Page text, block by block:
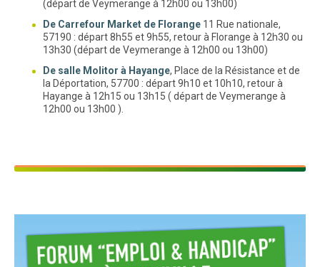
(départ de Veymerange à 12h00 ou 13h00)
De Carrefour Market de Florange 11 Rue nationale,
57190 : départ 8h55 et 9h55, retour à Florange à 12h30 ou
13h30 (départ de Veymerange à 12h00 ou 13h00)
De salle Molitor à Hayange, Place de la Résistance et de
la Déportation, 57700 : départ 9h10 et 10h10, retour à
Hayange à 12h15 ou 13h15 ( départ de Veymerange à
12h00 ou 13h00 ).